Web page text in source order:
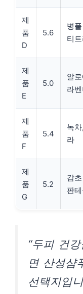
제
품
D
5.6
병
티
제
품
E
5.0
알
라
제
품
F
5.4
녹
라
제
품
G
5.2
감
판
“두피 건
면 산성샴
선택지입